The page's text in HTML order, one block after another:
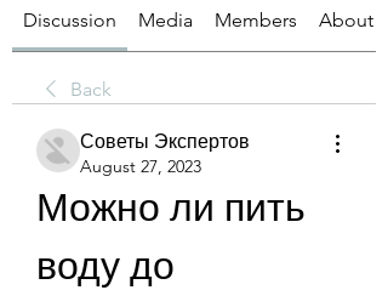
Discussion Media Members About
Back
Советы Экспертов
August 27, 2023
Можно ли пить
воду до